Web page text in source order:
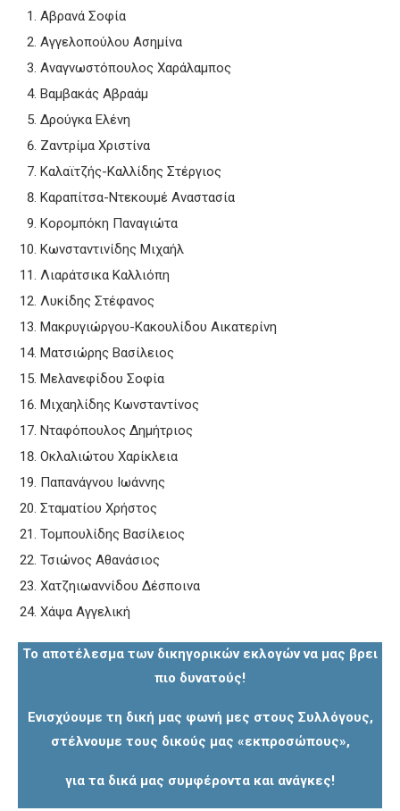
Αβρανά Σοφία
Αγγελοπούλου Ασημίνα
Αναγνωστόπουλος Χαράλαμπος
Βαμβακάς Αβραάμ
Δρούγκα Ελένη
Ζαντρίμα Χριστίνα
Καλαϊτζής-Καλλίδης Στέργιος
Καραπίτσα-Ντεκουμέ Αναστασία
Κορομπόκη Παναγιώτα
Κωνσταντινίδης Μιχαήλ
Λιαράτσικα Καλλιόπη
Λυκίδης Στέφανος
Μακρυγιώργου-Κακουλίδου Αικατερίνη
Ματσιώρης Βασίλειος
Μελανεφίδου Σοφία
Μιχαηλίδης Κωνσταντίνος
Νταφόπουλος Δημήτριος
Οκλαλιώτου Χαρίκλεια
Παπανάγνου Ιωάννης
Σταματίου Χρήστος
Τομπουλίδης Βασίλειος
Τσιώνος Αθανάσιος
Χατζηιωαννίδου Δέσποινα
Χάψα Αγγελική
Το αποτέλεσμα των δικηγορικών εκλογών να μας βρει
πιο δυνατούς!
Ενισχύουμε τη δική μας φωνή μες στους Συλλόγους,
στέλνουμε τους δικούς μας «εκπροσώπους»,
για τα δικά μας συμφέροντα και ανάγκες!